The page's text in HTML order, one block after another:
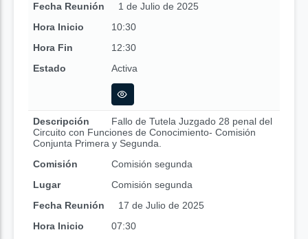
Fecha Reunión
1 de Julio de 2025
Hora Inicio
10:30
Hora Fin
12:30
Estado
Activa
Descripción
Fallo de Tutela Juzgado 28 penal del
Circuito con Funciones de Conocimiento- Comisión
Conjunta Primera y Segunda.
Comisión
Comisión segunda
Lugar
Comisión segunda
Fecha Reunión
17 de Julio de 2025
Hora Inicio
07:30